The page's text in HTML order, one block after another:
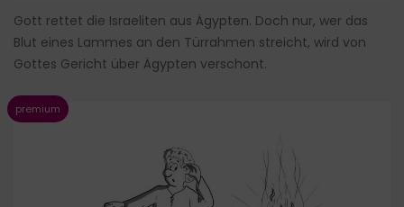
Gott rettet die Israeliten aus Ägypten. Doch nur, wer das
Blut eines Lammes an den Türrahmen streicht, wird von
Gottes Gericht über Ägypten verschont.